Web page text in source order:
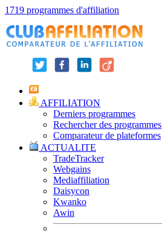
1719 programmes d'affiliation
AFFILIATION
Derniers programmes
Rechercher des programmes
Comparateur de plateformes
ACTUALITE
TradeTracker
Webgains
Mediaffiliation
Daisycon
Kwanko
Awin